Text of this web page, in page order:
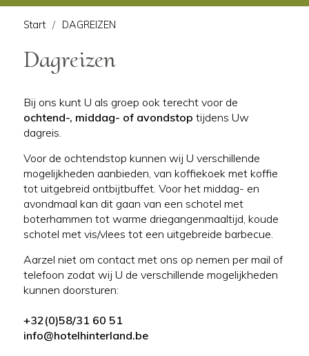
Start DAGREIZEN
Dagreizen
Bij ons kunt U als groep ook terecht voor de
ochtend-, middag- of avondstop tijdens Uw
dagreis.
Voor de ochtendstop kunnen wij U verschillende
mogelijkheden aanbieden, van koffiekoek met koffie
tot uitgebreid ontbijtbuffet. Voor het middag- en
avondmaal kan dit gaan van een schotel met
boterhammen tot warme driegangenmaaltijd, koude
schotel met vis/vlees tot een uitgebreide barbecue.
Aarzel niet om contact met ons op nemen per mail of
telefoon zodat wij U de verschillende mogelijkheden
kunnen doorsturen:
+32(0)58/31 60 51
info@hotelhinterland.be